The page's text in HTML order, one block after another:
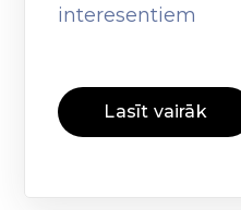
interesentiem
Lasīt vairāk